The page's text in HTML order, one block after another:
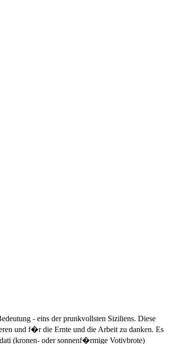
- eins der prunkvollsten Siziliens. Diese
und f�r die Ernte und die Arbeit zu danken. Es
(kronen- oder sonnenf�rmige Votivbrote)